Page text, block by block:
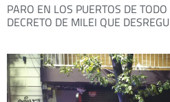
PARO EN LOS PUERTOS DE
DECRETO DE MILEI QUE